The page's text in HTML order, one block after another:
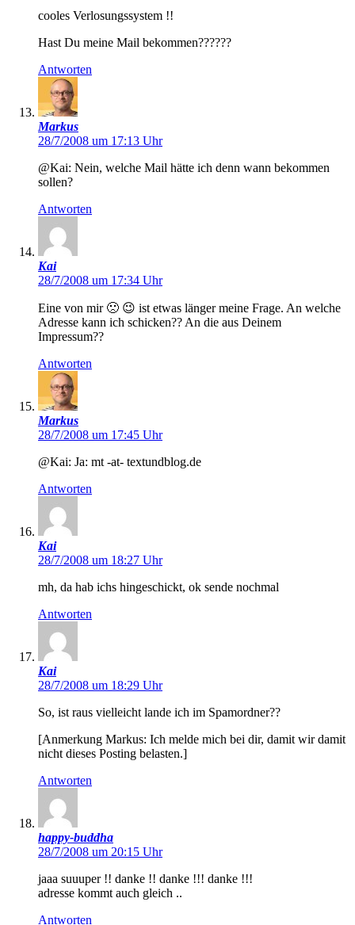
cooles Verlosungssystem !!
Hast Du meine Mail bekommen??????
Antworten
Markus
28/7/2008 um 17:13 Uhr
@Kai: Nein, welche Mail hätte ich denn wann bekommen
sollen?
Antworten
Kai
28/7/2008 um 17:34 Uhr
Eine von mir 🙁 😉 ist etwas länger meine Frage. An welche
Adresse kann ich schicken?? An die aus Deinem
Impressum??
Antworten
Markus
28/7/2008 um 17:45 Uhr
@Kai: Ja: mt -at- textundblog.de
Antworten
Kai
28/7/2008 um 18:27 Uhr
mh, da hab ichs hingeschickt, ok sende nochmal
Antworten
Kai
28/7/2008 um 18:29 Uhr
So, ist raus vielleicht lande ich im Spamordner??
[Anmerkung Markus: Ich melde mich bei dir, damit wir damit
nicht dieses Posting belasten.]
Antworten
happy-buddha
28/7/2008 um 20:15 Uhr
jaaa suuuper !! danke !! danke !!! danke !!!
adresse kommt auch gleich ..
Antworten